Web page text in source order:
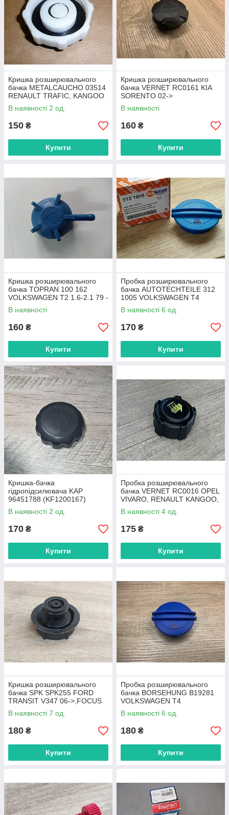
Кришка розширювального
бачка METALCAUCHO 03514
RENAULT TRAFIC, KANGOO
98->
В наявності 2 од.
150 ₴
Купити
Кришка розширювального
бачка VERNET RC0161 KIA
SORENTO 02->
В наявності
160 ₴
Купити
Кришка розширювального
бачка TOPRAN 100 162
VOLKSWAGEN T2 1.6-2.1 79 -
>
В наявності
160 ₴
Купити
Пробка розширювального
бачка AUTOTECHTEILE 312
1005 VOLKSWAGEN T4
В наявності 6 од.
170 ₴
Купити
Кришка-бачка
гідропідсилювача KAP
96451788 (KF1200167)
CHEVROLET
В наявності 2 од.
170 ₴
Купити
Пробка розширювального
бачка VERNET RC0016 OPEL
VIVARO, RENAULT KANGOO,
DACIA LOGAN
В наявності 4 од.
175 ₴
Купити
Кришка розширювального
бачка SPK SPK255 FORD
TRANSIT V347 06->,FOCUS
05->
В наявності 7 од.
180 ₴
Купити
Пробка розширювального
бачка BORSEHUNG B19281
VOLKSWAGEN T4
В наявності 6 од.
180 ₴
Купити